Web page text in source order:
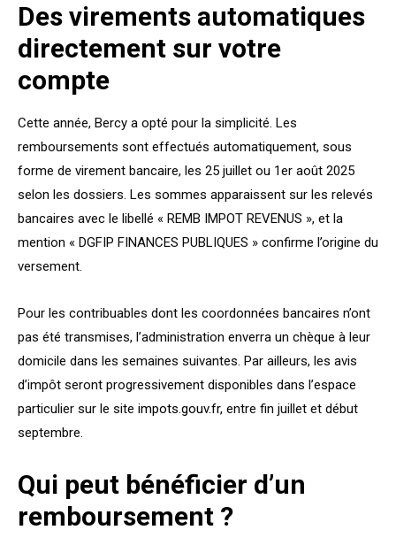
Des virements automatiques
directement sur votre
compte
Cette année, Bercy a opté pour la simplicité. Les
remboursements sont effectués automatiquement, sous
forme de virement bancaire, les 25 juillet ou 1er août 2025
selon les dossiers. Les sommes apparaissent sur les relevés
bancaires avec le libellé « REMB IMPOT REVENUS », et la
mention « DGFIP FINANCES PUBLIQUES » confirme l’origine du
versement.
Pour les contribuables dont les coordonnées bancaires n’ont
pas été transmises, l’administration enverra un chèque à leur
domicile dans les semaines suivantes. Par ailleurs, les avis
d’impôt seront progressivement disponibles dans l’espace
particulier sur le site impots.gouv.fr, entre fin juillet et début
septembre.
Qui peut bénéficier d’un
remboursement ?